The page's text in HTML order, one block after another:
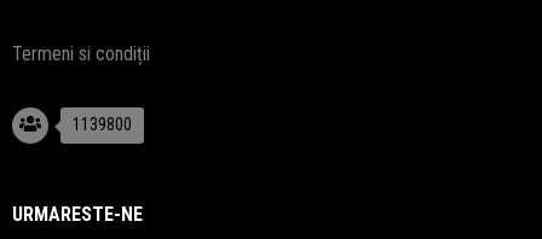
Termeni si condiții
1139800
URMARESTE-NE